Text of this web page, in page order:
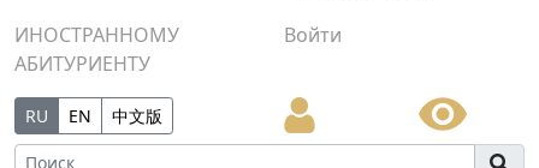
ИНОСТРАННОМУ
АБИТУРИЕНТУ
Войти
RU EN 中文版